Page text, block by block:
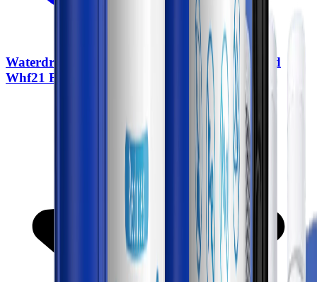
Waterdrop Wasserfilter für das ganze Haus Wd
Whf21 Fg